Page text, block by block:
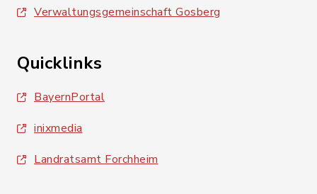
Verwaltungsgemeinschaft Gosberg
Quicklinks
BayernPortal
inixmedia
Landratsamt Forchheim